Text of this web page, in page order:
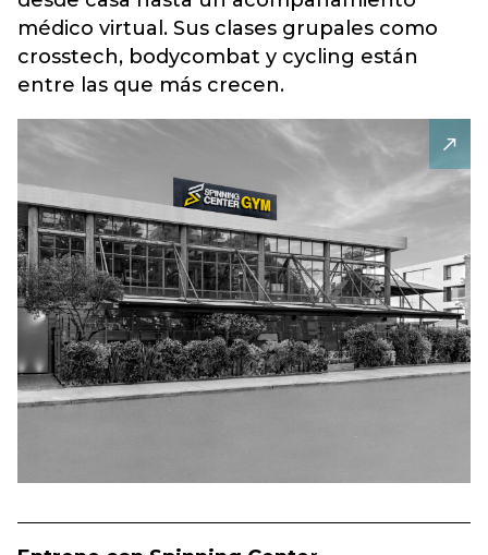
médico virtual. Sus clases grupales como
crosstech, bodycombat y cycling están
entre las que más crecen.